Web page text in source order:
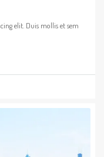
elit. Duis mollis et sem